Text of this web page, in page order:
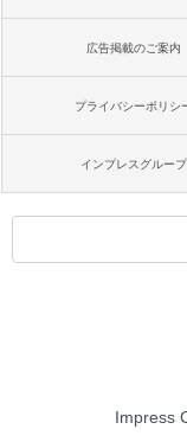
広告掲載のご案内
プライバシーポリシ
インプレスグループ
Impress